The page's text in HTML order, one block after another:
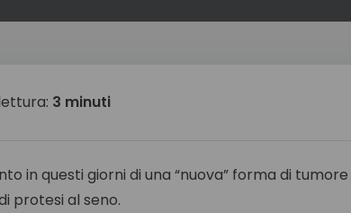
3 minuti
in questi giorni di una “nuova” forma di
protesi al seno.